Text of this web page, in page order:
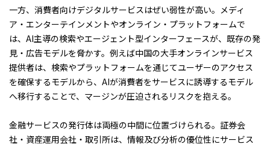
一方、消費者向けデジタルサービスはぜい弱性が高い。メディ
ア・エンターテインメントやオンライン・プラットフォームで
は、AI主導の検索やエージェント型インターフェースが、既存の発
見・広告モデルを脅かす。例えば中国の大手オンラインサービス
提供者は、検索やプラットフォームを通じてユーザーのアクセス
を確保するモデルから、AIが消費者をサービスに誘導するモデル
へ移行することで、マージンが圧迫されるリスクを抱える。
金融サービスの発行体は両極の中間に位置づけられる。証券会
社・資産運用会社・取引所は、情報及び分析の優位性にサービス